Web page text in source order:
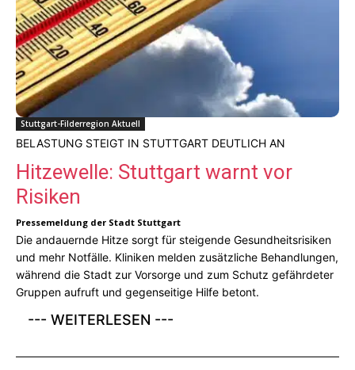
Stuttgart-Filderregion Aktuell
BELASTUNG STEIGT IN STUTTGART DEUTLICH AN
Hitzewelle: Stuttgart warnt vor
Risiken
Pressemeldung der Stadt Stuttgart
Die andauernde Hitze sorgt für steigende Gesundheitsrisiken
und mehr Notfälle. Kliniken melden zusätzliche Behandlungen,
während die Stadt zur Vorsorge und zum Schutz gefährdeter
Gruppen aufruft und gegenseitige Hilfe betont.
--- WEITERLESEN ---